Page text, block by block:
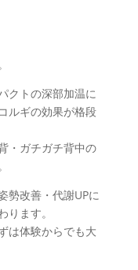
クトの深部加温に
ルギの効果が格段
・ガチガチ背中の
勢改善・代謝UPに
ます。
は体験からでも大